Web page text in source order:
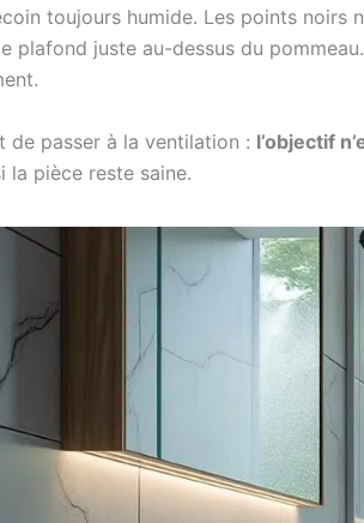
toujours humide. Les points
plafond juste au-dessus du
de passer à la ventilation : l’objectif
la pièce reste saine.